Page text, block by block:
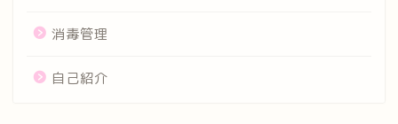
消毒管理
自己紹介